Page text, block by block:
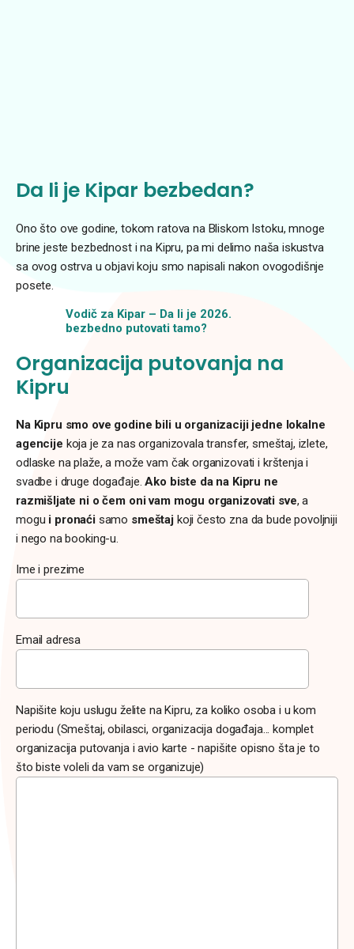
Da li je Kipar bezbedan?
Ono što ove godine, tokom ratova na Bliskom Istoku, mnoge
brine jeste bezbednost i na Kipru, pa mi delimo naša iskustva
sa ovog ostrva u objavi koju smo napisali nakon ovogodišnje
posete.
Vodič za Kipar – Da li je 2026.
bezbedno putovati tamo?
Organizacija putovanja na
Kipru
Na Kipru smo ove godine bili u organizaciji jedne lokalne
agencije koja je za nas organizovala transfer, smeštaj, izlete,
odlaske na plaže, a može vam čak organizovati i krštenja i
svadbe i druge događaje.Ako biste da na Kipru ne
razmišljate ni o čem oni vam mogu organizovati sve, a
mogu i pronaći samo smeštaj koji često zna da bude povoljniji
i nego na booking-u.
Ime i prezime
Email adresa
Napišite koju uslugu želite na Kipru, za koliko osoba i u kom
periodu (Smeštaj, obilasci, organizacija događaja... komplet
organizacija putovanja i avio karte - napišite opisno šta je to
što biste voleli da vam se organizuje)